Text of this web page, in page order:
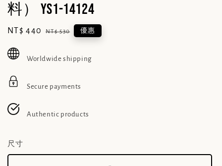
料） YS1-14124
Sale
NT$ 440 Regular
NT$ 530 優惠
Worldwide shipping
Secure payments
Authentic products
尺寸